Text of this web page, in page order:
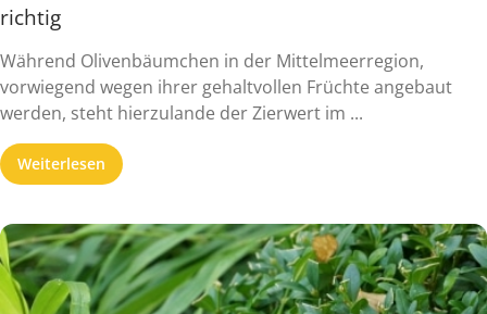
richtig
Während Olivenbäumchen in der Mittelmeerregion,
vorwiegend wegen ihrer gehaltvollen Früchte angebaut
werden, steht hierzulande der Zierwert im ...
Weiterlesen